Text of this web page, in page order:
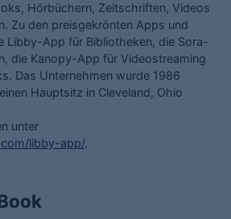
Hörbüchern, Zeitschriften, Videos
Zu den preisgekrönten Apps und
Libby-App für Bibliotheken, die Sora-
die Kanopy-App für Videostreaming
Das Unternehmen wurde 1986
Hauptsitz in Cleveland, Ohio
unter
libby-app/.